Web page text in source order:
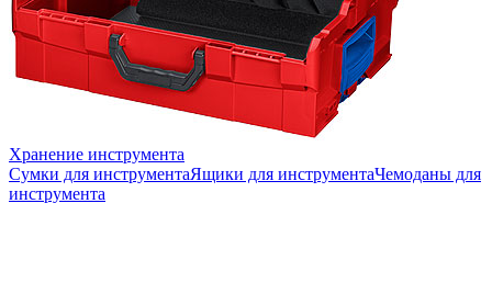
Хранение инструмента
Сумки для инструментаЯщики для инструментаЧемоданы для
инструмента